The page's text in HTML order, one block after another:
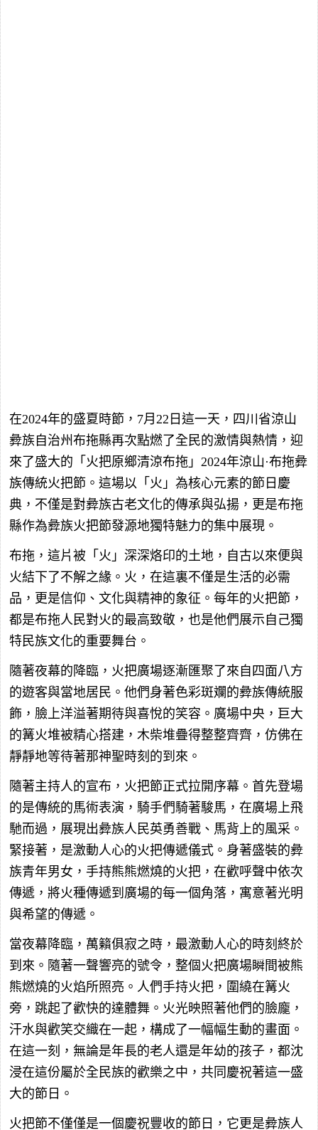
在2024年的盛夏時節，7月22日這一天，四川省涼山
彜族自治州布拖縣再次點燃了全民的激情與熱情，迎
來了盛大的「火把原鄉清涼布拖」2024年涼山·布拖彜
族傳統火把節。這場以「火」為核心元素的節日慶
典，不僅是對彜族古老文化的傳承與弘揚，更是布拖
縣作為彜族火把節發源地獨特魅力的集中展現。
布拖，這片被「火」深深烙印的土地，自古以來便與
火結下了不解之緣。火，在這裏不僅是生活的必需
品，更是信仰、文化與精神的象征。每年的火把節，
都是布拖人民對火的最高致敬，也是他們展示自己獨
特民族文化的重要舞台。
隨著夜幕的降臨，火把廣場逐漸匯聚了來自四面八方
的遊客與當地居民。他們身著色彩斑斕的彜族傳統服
飾，臉上洋溢著期待與喜悅的笑容。廣場中央，巨大
的篝火堆被精心搭建，木柴堆疊得整整齊齊，仿佛在
靜靜地等待著那神聖時刻的到來。
隨著主持人的宣布，火把節正式拉開序幕。首先登場
的是傳統的馬術表演，騎手們騎著駿馬，在廣場上飛
馳而過，展現出彜族人民英勇善戰、馬背上的風采。
緊接著，是激動人心的火把傳遞儀式。身著盛裝的彜
族青年男女，手持熊熊燃燒的火把，在歡呼聲中依次
傳遞，將火種傳遞到廣場的每一個角落，寓意著光明
與希望的傳遞。
當夜幕降臨，萬籟俱寂之時，最激動人心的時刻終於
到來。隨著一聲響亮的號令，整個火把廣場瞬間被熊
熊燃燒的火焰所照亮。人們手持火把，圍繞在篝火
旁，跳起了歡快的達體舞。火光映照著他們的臉龐，
汗水與歡笑交織在一起，構成了一幅幅生動的畫面。
在這一刻，無論是年長的老人還是年幼的孩子，都沈
浸在這份屬於全民族的歡樂之中，共同慶祝著這一盛
大的節日。
火把節不僅僅是一個慶祝豐收的節日，它更是彜族人